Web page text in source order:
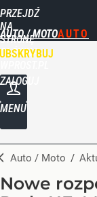
PRZEJDŹ
NA
STRONĘ
GŁÓWNĄ
AUTO / MOTO
ZALOGUJ
MENU
Auto / Moto /
Nowe